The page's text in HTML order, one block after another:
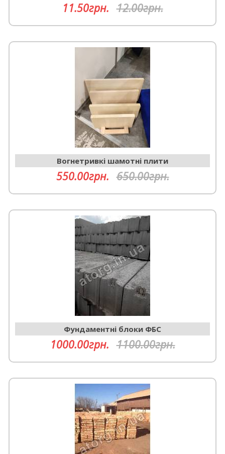
11.50грн. 12.00грн.
Вогнетривкі шамотні плити
550.00грн. 650.00грн.
Фундаментні блоки ФБС
1000.00грн. 1100.00грн.